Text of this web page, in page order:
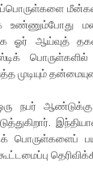
ஓர் ஆய்வுத்
முடியும்
நபர்
பொருள்களைப்